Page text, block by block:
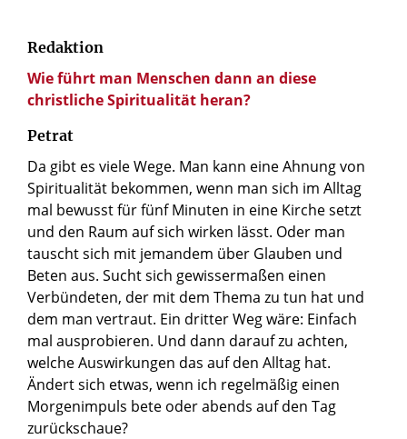
Redaktion
Wie führt man Menschen dann an diese
christliche Spiritualität heran?
Petrat
Da gibt es viele Wege. Man kann eine Ahnung von
Spiritualität bekommen, wenn man sich im Alltag
mal bewusst für fünf Minuten in eine Kirche setzt
und den Raum auf sich wirken lässt. Oder man
tauscht sich mit jemandem über Glauben und
Beten aus. Sucht sich gewissermaßen einen
Verbündeten, der mit dem Thema zu tun hat und
dem man vertraut. Ein dritter Weg wäre: Einfach
mal ausprobieren. Und dann darauf zu achten,
welche Auswirkungen das auf den Alltag hat.
Ändert sich etwas, wenn ich regelmäßig einen
Morgenimpuls bete oder abends auf den Tag
zurückschaue?